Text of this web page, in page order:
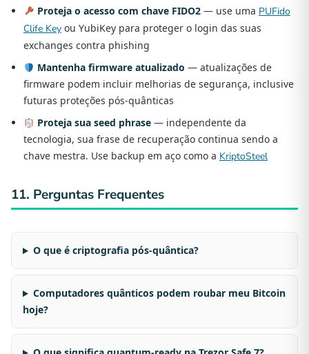
Proteja o acesso com chave FIDO2— use uma PUFido
Clife Key ou YubiKey para proteger o login das suas
exchanges contra phishing
Mantenha firmware atualizado — atualizações de
firmware podem incluir melhorias de segurança, inclusive
futuras proteções pós-quânticas
Proteja sua seed phrase— independente da
tecnologia, sua frase de recuperação continua sendo a
chave mestra. Use backup em aço como a KriptoSteel
11. Perguntas Frequentes
O que é criptografia pós-quântica?
Computadores quânticos podem roubar meu Bitcoin
hoje?